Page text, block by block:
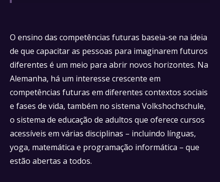
O ensino das competências futuras baseia-se na ideia
de que capacitar as pessoas para imaginarem futuros
diferentes é um meio para abrir novos horizontes. Na
Alemanha, há um interesse crescente em
competências futuras em diferentes contextos sociais
e fases de vida, também no sistema Volkshochschule,
o sistema de educação de adultos que oferece cursos
acessíveis em várias disciplinas – incluindo línguas,
yoga, matemática e programação informática – que
estão abertas a todos.